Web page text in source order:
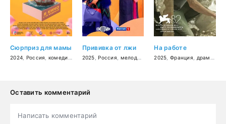
Сюрприз для мамы
2024 Россия комедия семейный
Прививка от лжи
2025 ,Россия мелодрама
На работе
2025 Франция драма
Оставить комментарий
Написать комментарий